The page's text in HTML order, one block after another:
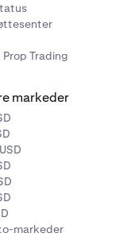
Trading
markeder
markeder